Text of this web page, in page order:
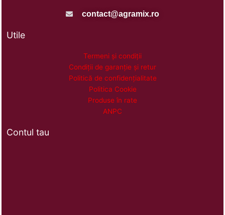
contact@agramix.ro
Utile
Termeni și condiții
Condiții de garanție și retur
Politică de confidențialitate
Politica Cookie
Produse în rate
ANPC
Contul tau